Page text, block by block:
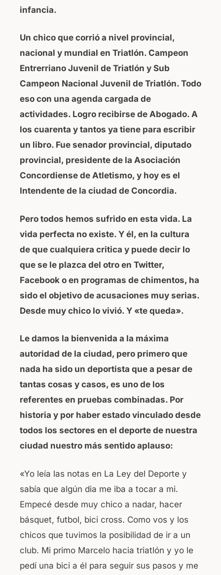
infancia.
Un chico que corrió a nivel provincial,
nacional y mundial en Triatlón. Campeon
Entrerriano Juvenil de Triatlón y Sub
Campeon Nacional Juvenil de Triatlón. Todo
eso con una agenda cargada de
actividades. Logro recibirse de Abogado. A
los cuarenta y tantos ya tiene para escribir
un libro. Fue senador provincial, diputado
provincial, presidente de la Asociación
Concordiense de Atletismo, y hoy es el
Intendente de la ciudad de Concordia.
Pero todos hemos sufrido en esta vida. La
vida perfecta no existe. Y él, en la cultura
de que cualquiera critica y puede decir lo
que se le plazca del otro en Twitter,
Facebook o en programas de chimentos, ha
sido el objetivo de acusaciones muy serias.
Desde muy chico lo vivió. Y «te queda».
Le damos la bienvenida a la máxima
autoridad de la ciudad, pero primero que
nada ha sido un deportista que a pesar de
tantas cosas y casos, es uno de los
referentes en pruebas combinadas. Por
historia y por haber estado vinculado desde
todos los sectores en el deporte de nuestra
ciudad nuestro más sentido aplauso:
«Yo leía las notas en La Ley del Deporte y
sabía que algún dia me iba a tocar a mi.
Empecé desde muy chico a nadar, hacer
básquet, futbol, bici cross. Como vos y los
chicos que tuvimos la posibilidad de ir a un
club. Mi primo Marcelo hacia triatlón y yo le
pedí una bici a él para seguir sus pasos y me